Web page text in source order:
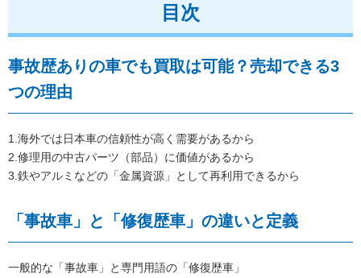
目次
事故歴ありの車でも買取は可能？売却できる3
つの理由
1.海外では日本車の信頼性が高く需要があるから
2.修理用の中古パーツ（部品）に価値があるから
3.鉄やアルミなどの「金属資源」として再利用できるから
「事故車」と「修復歴車」の違いと定義
一般的な「事故車」と専門用語の「修復歴車」